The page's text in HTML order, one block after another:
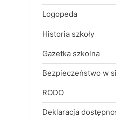
Logopeda
Historia szkoły
Gazetka szkolna
Bezpieczeństwo w
RODO
Deklaracja